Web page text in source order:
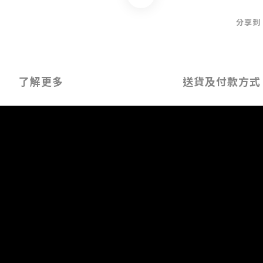
分享到
了解更多 送貨及付款方式